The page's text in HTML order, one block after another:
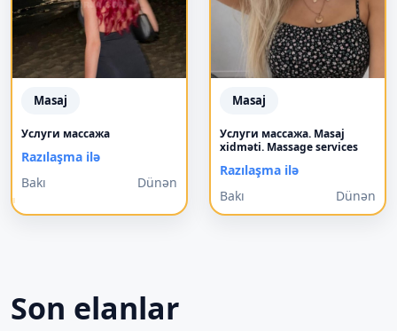
Masaj
Услуги массажа
Razılaşma ilə
Bakı
Dünən
Masaj
Услуги массажа. Masaj
xidməti. Massage services
Razılaşma ilə
Bakı
Dünən
Son elanlar